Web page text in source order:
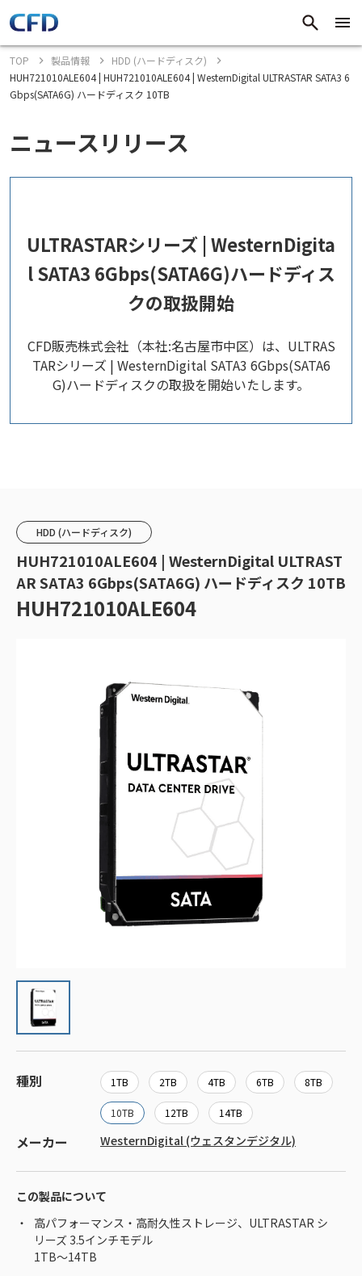
TOP 製品情報
HDD (ハードディスク)
HUH721010ALE604 | HUH721010ALE604 | WesternDigital ULTRASTAR SATA3 6
Gbps(SATA6G) ハードディスク 10TB
ニュースリリース
ULTRASTARシリーズ | WesternDigita
l SATA3 6Gbps(SATA6G)ハードディス
クの取扱開始
CFD販売株式会社（本社:名古屋市中区）は、ULTRAS
TARシリーズ | WesternDigital SATA3 6Gbps(SATA6
G)ハードディスクの取扱を開始いたします。
HDD (ハードディスク)
HUH721010ALE604 | WesternDigital ULTRAST
AR SATA3 6Gbps(SATA6G) ハードディスク 10TB
HUH721010ALE604
種別 1TB 2TB 4TB 6TB 8TB
10TB 12TB 14TB
メーカー WesternDigital (ウェスタンデジタル)
この製品について
高パフォーマンス・高耐久性ストレージ、ULTRASTAR シ
リーズ 3.5インチモデル
1TB～14TB